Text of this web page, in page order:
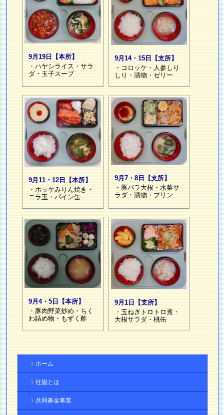
9月19日【本所】
・ハヤシライス・サラ
ダ・玉子スープ
9月14・15日【支所】
・コロッケ・人参しり
しり・漬物・ゼリー
9月11・12日【本所】
・ホッケみりん焼き・
ニラ玉・パイン缶
9月7・8日【支所】
・豚バラ大根・水菜サ
ラダ・漬物・プリン
9月4・5日【本所】
・豚肉野菜炒め・ちく
わ詰め物・もずく酢
9月1日【支所】
・玉ねぎトロトロ煮・
大根サラダ・桃缶
ホーム
社協とは
共同募金事業